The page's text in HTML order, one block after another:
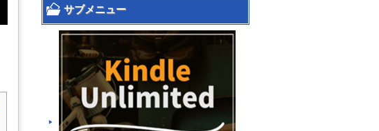
サブメニュー